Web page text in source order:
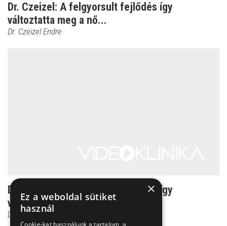
Dr. Czeizel: A felgyorsult fejlődés így
változtatta meg a nő...
Dr. Czeizel Endre
Dr. Czeizel: A felgyorsult fejlődés így
változtatta meg a nő...
Dr. Czeizel Endre
×
Ez a weboldal sütiket
használ
Cookie-kat használunk a tartalom, a